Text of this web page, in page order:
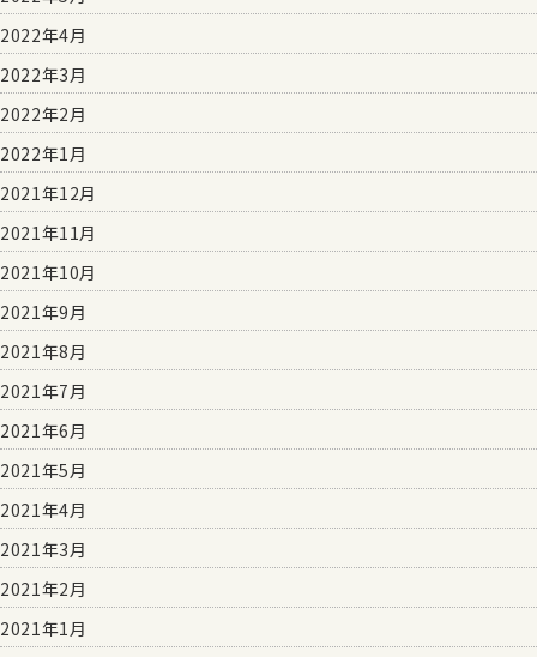
2022年4月
2022年3月
2022年2月
2022年1月
2021年12月
2021年11月
2021年10月
2021年9月
2021年8月
2021年7月
2021年6月
2021年5月
2021年4月
2021年3月
2021年2月
2021年1月